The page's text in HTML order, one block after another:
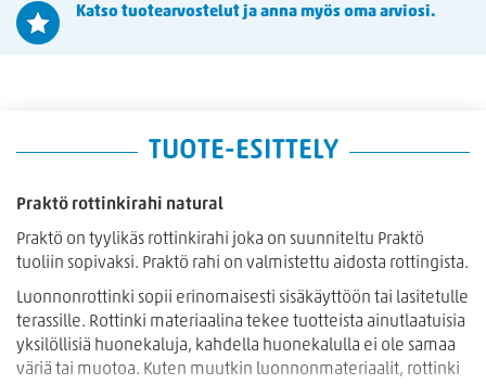
Katso tuotearvostelut ja anna myös oma arviosi.
TUOTE-ESITTELY
Praktö rottinkirahi natural
Praktö on tyylikäs rottinkirahi joka on suunniteltu Praktö
tuoliin sopivaksi. Praktö rahi on valmistettu aidosta rottingista.
Luonnonrottinki sopii erinomaisesti sisäkäyttöön tai lasitetulle
terassille. Rottinki materiaalina tekee tuotteista ainutlaatuisia
yksilöllisiä huonekaluja, kahdella huonekalulla ei ole samaa
väriä tai muotoa. Kuten muutkin luonnonmateriaalit, rottinki